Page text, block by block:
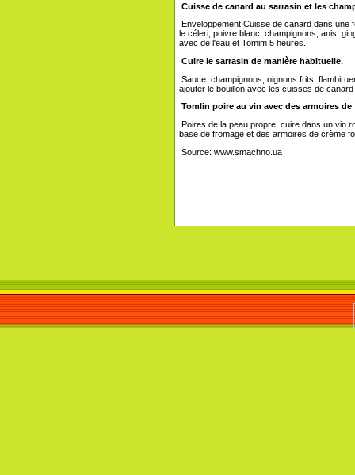
Cuisse de canard au sarrasin et les
Enveloppement Cuisse de canard dans
le céleri, poivre blanc, champignons, anis,
avec de l'eau et Tomim 5 heures.
Cuire le sarrasin de manière habituelle.
Sauce: champignons, oignons frits,
ajouter le bouillon avec les cuisses de
Tomlin poire au vin avec des armoires de
Poires de la peau propre, cuire dans un vin
base de fromage et des armoires de crème
Source: www.smachno.ua